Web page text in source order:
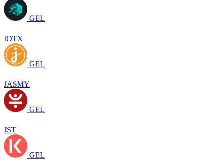
GEL
IOTX
GEL
JASMY
GEL
JST
GEL